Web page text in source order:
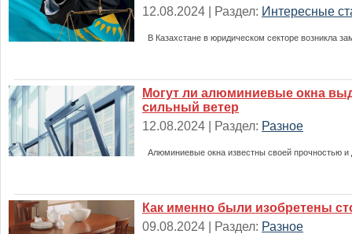
12.08.2024 | Раздел: Интересные
В Казахстане в юридическом секторе возникла
Могут ли алюминиевые окна
сильный ветер
12.08.2024 | Раздел: Разное
Алюминиевые окна известны своей прочностью и
Как именно были изобретены
09.08.2024 | Раздел: Разное